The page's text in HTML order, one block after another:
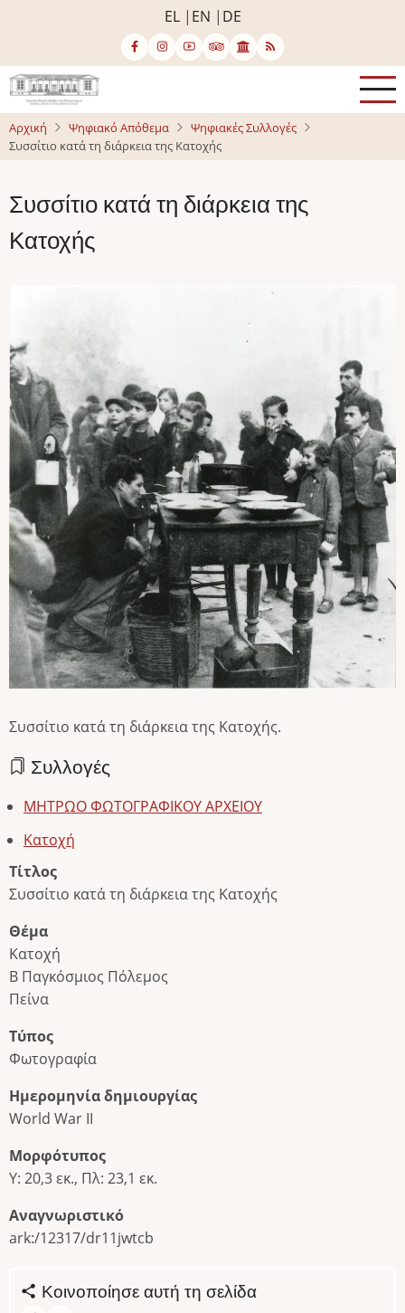
κυρίως
περιεχόμενο
EL EN DE
Αρχική Ψηφιακό Απόθεμα
Ψηφιακές Συλλογές
Συσσίτιο κατά τη διάρκεια της Κατοχής
Συσσίτιο κατά τη διάρκεια της
Κατοχής
Συσσίτιο κατά τη διάρκεια της Κατοχής.
Συλλογές
ΜΗΤΡΩΟ ΦΩΤΟΓΡΑΦΙΚΟΥ ΑΡΧΕΙΟΥ
Κατοχή
Τίτλος
Συσσίτιο κατά τη διάρκεια της Κατοχής
Θέμα
Κατοχή
Β Παγκόσμιος Πόλεμος
Πείνα
Τύπος
Φωτογραφία
Ημερομηνία δημιουργίας
World War II
Μορφότυπος
Υ: 20,3 εκ., Πλ: 23,1 εκ.
Αναγνωριστικό
ark:/12317/dr11jwtcb
Κοινοποίησε αυτή τη σελίδα